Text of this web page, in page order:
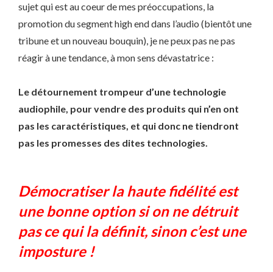
sujet qui est au coeur de mes préoccupations, la
promotion du segment high end dans l’audio (bientôt une
tribune et un nouveau bouquin), je ne peux pas ne pas
réagir à une tendance, à mon sens dévastatrice :
Le détournement trompeur d’une technologie
audiophile, pour vendre des produits qui n’en ont
pas les caractéristiques, et qui donc ne tiendront
pas les promesses des dites technologies.
Démocratiser la haute fidélité est
une bonne option si on ne détruit
pas ce qui la définit, sinon c’est une
imposture !